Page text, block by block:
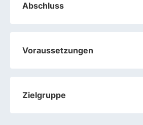
Abschluss
Voraussetzungen
Zielgruppe